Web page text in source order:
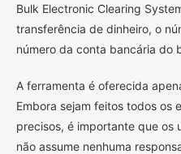
Bulk Electronic Clearing
transferência de dinheiro, o
número da conta bancária do
A ferramenta é oferecida
Embora sejam feitos todos os
precisos, é importante que os
não assume nenhuma